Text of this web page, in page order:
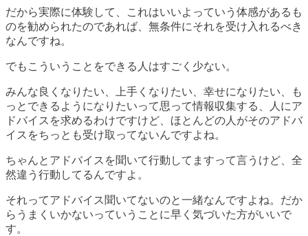
だから実際に体験して、これはいいよっていう体感があるも
のを勧められたのであれば、無条件にそれを受け入れるべき
なんですね。
でもこういうことをできる人はすごく少ない。
みんな良くなりたい、上手くなりたい、幸せになりたい、も
っとできるようになりたいって思って情報収集する、人にア
ドバイスを求めるわけですけど、ほとんどの人がそのアドバ
イスをちっとも受け取ってないんですよね。
ちゃんとアドバイスを聞いて行動してますって言うけど、全
然違う行動してるんですよ。
それってアドバイス聞いてないのと一緒なんですよね。だか
らうまくいかないっていうことに早く気づいた方がいいで
す。